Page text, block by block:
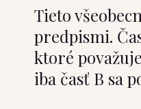
Tieto
predpismi.
ktoré
iba časť B sa